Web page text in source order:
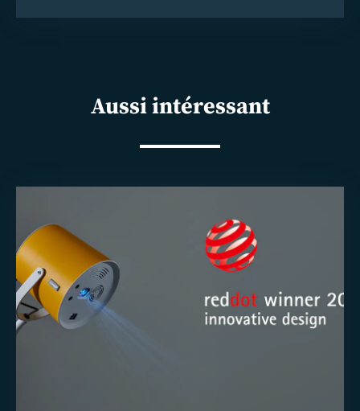
Aussi intéressant
savoir
plus